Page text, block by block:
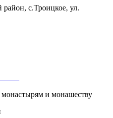
с.Троицкое, ул.
и монашеству